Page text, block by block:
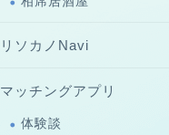
リソカノNavi
マッチングアプリ
体験談